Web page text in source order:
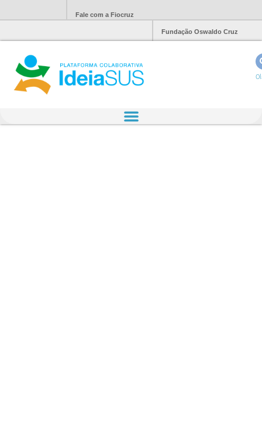
Fale com a Fiocruz
Fundação Oswaldo Cruz